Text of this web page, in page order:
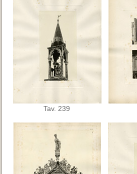
Tav. 239